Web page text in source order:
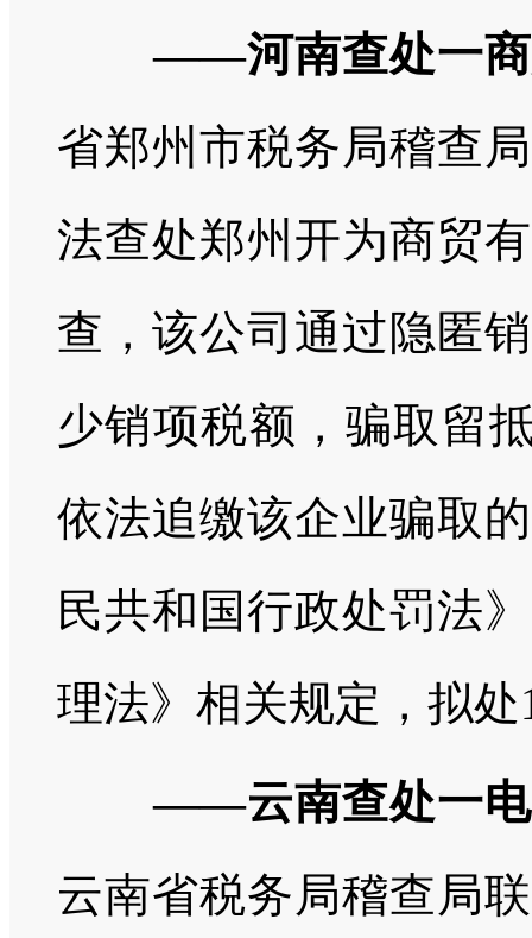
——河南查处一商
省郑州市税务局稽查
法查处郑州开为商贸
查，该公司通过隐匿
少销项税额，骗取留
依法追缴该企业骗取
民共和国行政处罚法
理法》相关规定，拟
——云南查处一电
云南省税务局稽查局